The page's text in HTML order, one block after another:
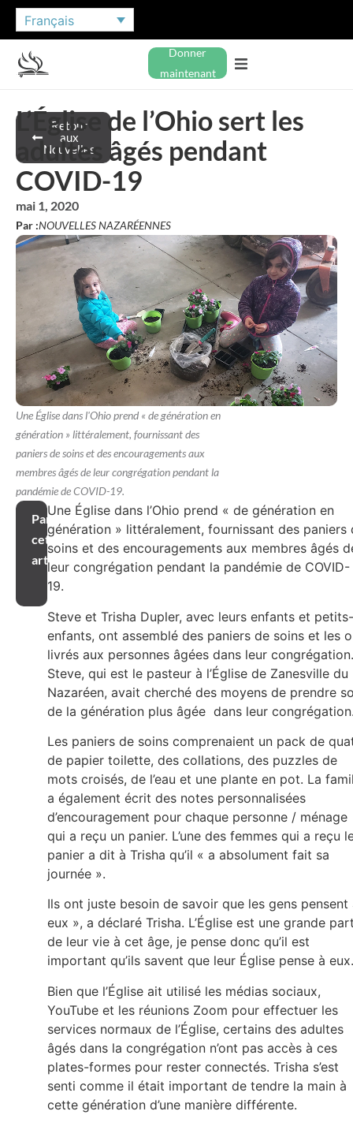
Français
Donner
maintenant
Retour
aux
Nouvelles
L’Église de l’Ohio sert les
adultes âgés pendant
COVID-19
mai 1, 2020
Par :NOUVELLES NAZARÉENNES
Une Église dans l'Ohio prend « de génération en
génération » littéralement, fournissant des
paniers de soins et des encouragements aux
membres âgés de leur congrégation pendant la
pandémie de COVID-19.
Partager
cet
article
Une Église dans l’Ohio prend « de génération en
génération » littéralement, fournissant des paniers
soins et des encouragements aux membres âgés
leur congrégation pendant la pandémie de COVID-
19.
Steve et Trisha Dupler, avec leurs enfants et petits-
enfants, ont assemblé des paniers de soins et les
livrés aux personnes âgées dans leur congrégation.
Steve, qui est le pasteur à l’Église de Zanesville du
Nazaréen, avait cherché des moyens de prendre
de la génération plus âgée dans leur
Les paniers de soins comprenaient un pack de
de papier toilette, des collations, des puzzles de
mots croisés, de l’eau et une plante en pot. La
a également écrit des notes personnalisées
d’encouragement pour chaque personne / ménage
qui a reçu un panier. L’une des femmes qui a reçu
panier a dit à Trisha qu’il « a absolument fait sa
journée ».
Ils ont juste besoin de savoir que les gens pensent
eux », a déclaré Trisha. L’Église est une grande
de leur vie à cet âge, je pense donc qu’il est
important qu’ils savent que leur Église pense à
Bien que l’Église ait utilisé les médias sociaux,
YouTube et les réunions Zoom pour effectuer les
services normaux de l’Église, certains des adultes
âgés dans la congrégation n’ont pas accès à ces
plates-formes pour rester connectés. Trisha s’est
senti comme il était important de tendre la main à
cette génération d’une manière différente.